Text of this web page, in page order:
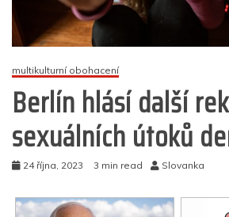
multikulturní obohacení
Berlín hlásí další
sexuálních útoků
24 října, 2023 3 min read Slovanka